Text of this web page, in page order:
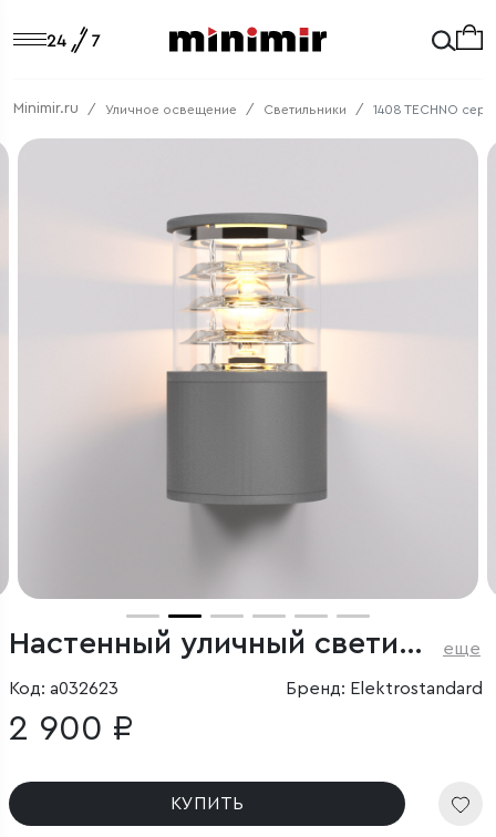
Minimir.ru Уличное освещение Светильники 1408 TECHNO
Настенный уличный светильник 1408 Techno cерый IP54 еще
Код: a032623 Бренд: Elektrostandard
2 900 ₽
КУПИТЬ